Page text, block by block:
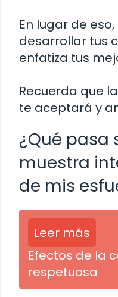
En lugar de
desarrollar tus
enfatiza tus
Recuerda que
te aceptará y
¿Qué pasa
muestra
de mis
Leer más
Efectos de la
respetuosa